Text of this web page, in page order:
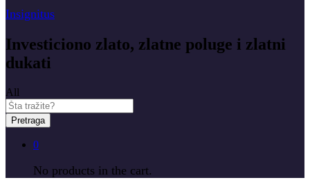
Insignitus
Investiciono zlato, zlatne poluge i zlatni
dukati
All
Pretraga
0
No products in the cart.